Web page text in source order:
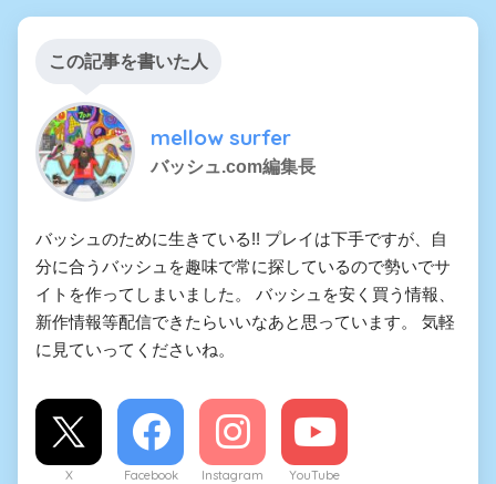
この記事を書いた人
mellow surfer
バッシュ.com編集長
バッシュのために生きている!! プレイは下手ですが、自
分に合うバッシュを趣味で常に探しているので勢いでサ
イトを作ってしまいました。 バッシュを安く買う情報、
新作情報等配信できたらいいなあと思っています。 気軽
に見ていってくださいね。
X Facebook Instagram YouTube